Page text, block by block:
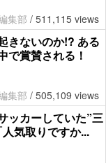
集部 / 511,115 views
きないのか!? ある
で賞賛される！
集部 / 505,109 views
ッカーしていた”三
気取りですか...